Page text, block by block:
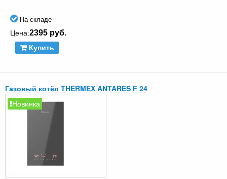
На складе
Цена:2395 руб.
Купить
Газовый котёл THERMEX ANTARES F 24
Новинка